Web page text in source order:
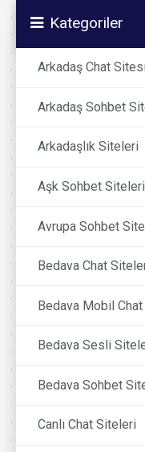
Kategoriler
Arkadaş Chat
Arkadaş Sohbet
Arkadaşlık Siteleri
Aşk Sohbet Siteleri
Avrupa Sohbet
Bedava Chat
Bedava Mobil
Bedava Sesli
Bedava Sohbet
Canlı Chat Siteleri